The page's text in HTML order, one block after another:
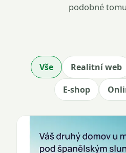
podobné
Vše Realitní web
E-shop